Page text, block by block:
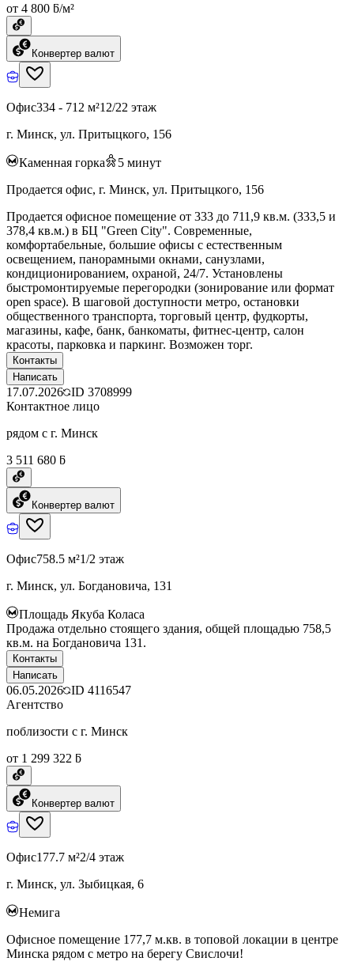
от 4 800 ƃ/м²
Конвертер валют
Офис334 - 712 м²12/22 этаж
г. Минск, ул. Притыцкого, 156
Каменная горка 5 минут
Продается офис, г. Минск, ул. Притыцкого, 156
Продается офисное помещение от 333 до 711,9 кв.м. (333,5 и
378,4 кв.м.) в БЦ "Green City". Современные,
комфортабельные, большие офисы с естественным
освещением, панорамными окнами, санузлами,
кондиционированием, охраной, 24/7. Установлены
быстромонтируемые перегородки (зонирование или формат
open space). В шаговой доступности метро, остановки
общественного транспорта, торговый центр, фудкорты,
магазины, кафе, банк, банкоматы, фитнес-центр, салон
красоты, парковка и паркинг. Возможен торг.
Контакты
Написать
17.07.2026 ID 3708999
Контактное лицо
рядом с г. Минск
3 511 680 ƃ
Конвертер валют
Офис758.5 м²1/2 этаж
г. Минск, ул. Богдановича, 131
Площадь Якуба Коласа
Продажа отдельно стоящего здания, общей площадью 758,5
кв.м. на Богдановича 131.
Контакты
Написать
06.05.2026 ID 4116547
Агентство
поблизости с г. Минск
от 1 299 322 ƃ
Конвертер валют
Офис177.7 м²2/4 этаж
г. Минск, ул. Зыбицкая, 6
Немига
Офисное помещение 177,7 м.кв. в топовой локации в центре
Минска рядом с метро на берегу Свислочи!